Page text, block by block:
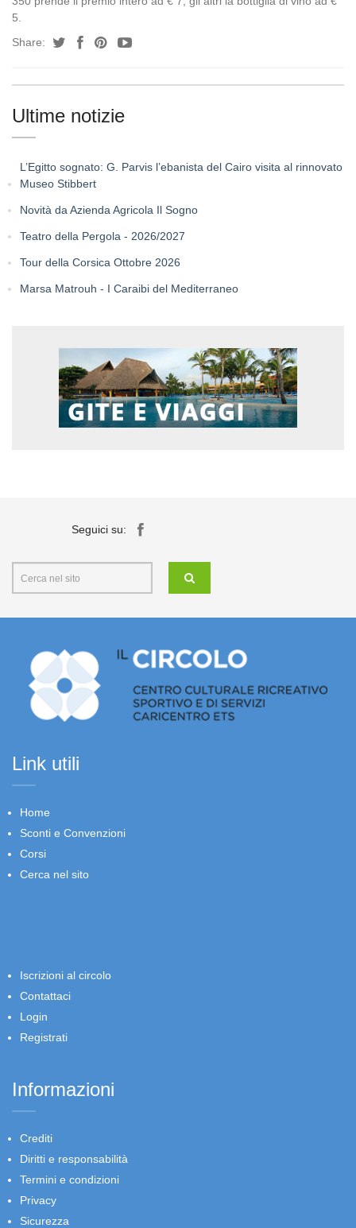
5.
Share:
Ultime notizie
L’Egitto sognato: G. Parvis l’ebanista del Cairo visita al rinnovato
Museo Stibbert
Novità da Azienda Agricola Il Sogno
Teatro della Pergola - 2026/2027
Tour della Corsica Ottobre 2026
Marsa Matrouh - I Caraibi del Mediterraneo
Seguici su:
Link utili
Home
Sconti e Convenzioni
Corsi
Cerca nel sito
Iscrizioni al circolo
Contattaci
Login
Registrati
Informazioni
Crediti
Diritti e responsabilità
Termini e condizioni
Privacy
Sicurezza